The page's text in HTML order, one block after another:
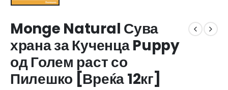
Monge Natural Сува
храна за Кученца Puppy
од Голем раст со
Пилешко [Вреќа 12кг]